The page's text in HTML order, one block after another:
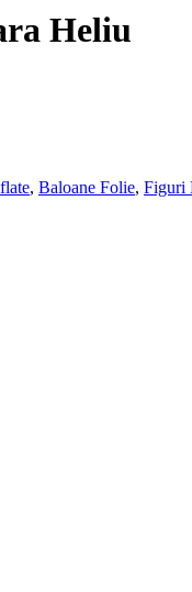
Heliu
, Baloane Folie, Figuri